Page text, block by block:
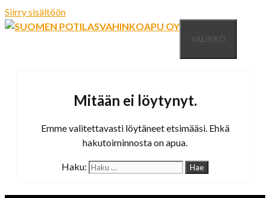
Siirry sisältöön
VALIKKO
Mitään ei löytynyt.
Emme valitettavasti löytäneet etsimääsi. Ehkä
hakutoiminnosta on apua.
Haku: